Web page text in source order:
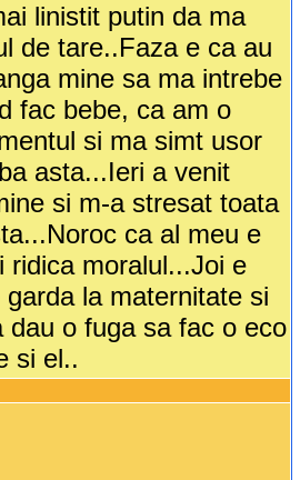
linistit putin da ma
de tare..Faza e ca au
mine sa ma intrebe
fac bebe, ca am o
si ma simt usor
asta...Ieri a venit
si m-a stresat toata
ca al meu e
ridica moralul...Joi e
la maternitate si
dau o fuga sa fac o eco
si el..